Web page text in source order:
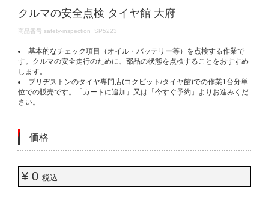
クルマの安全点検 タイヤ館 大府
DETAILS
商品番号 safety-inspection_SP5223
基本的なチェック項目（オイル・バッテリー等）を点検する作業で
す。クルマの安全走行のために、部品の状態を点検することをおすすめ
します。
ブリヂストンのタイヤ専門店(コクピット/タイヤ館)での作業1台分単
位での販売です。「カートに追加」又は「今すぐ予約」よりお進みくだ
さい。
価格
¥ 0 税込